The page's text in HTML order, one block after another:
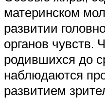
материнском
развитии
органов
родившихся до
наблюдаются
развитием